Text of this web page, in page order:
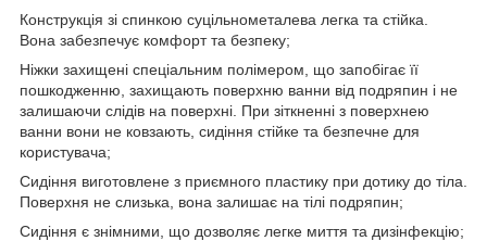
Конструкція зі спинкою суцільнометалева легка та стійка.
Вона забезпечує комфорт та безпеку;
Ніжки захищені спеціальним полімером, що запобігає її
пошкодженню, захищають поверхню ванни від подряпин і не
залишаючи слідів на поверхні. При зіткненні з поверхнею
ванни вони не ковзають, сидіння стійке та безпечне для
користувача;
Сидіння виготовлене з приємного пластику при дотику до тіла.
Поверхня не слизька, вона залишає на тілі подряпин;
Сидіння є знімними, що дозволяє легке миття та дизінфекцію;